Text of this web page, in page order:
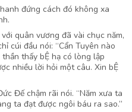
đứng cách đó không xa
quân vương đã vài chục năm,
cúi đầu nói: “Cẩn Tuyên nào
thấy bỆ hạ có lòng lập
nhiều lời hỏi một câu. Xin bỆ
Đế chậm rãi nói. “Năm xưa ta
ta đạt được ngôi báu ra sao.”